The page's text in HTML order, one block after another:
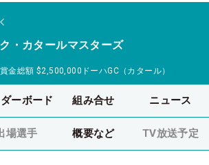
・カタールマスターズ
賞金総額 $2,500,000 ドーハGC（カタール）
ーボード 組み合せ ニュース
場選手 概要など TV放送予定